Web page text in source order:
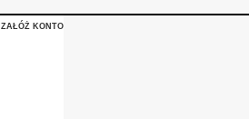
ZAŁÓŻ KONTO